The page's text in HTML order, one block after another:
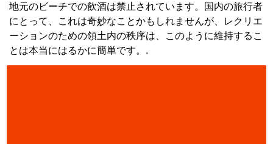
地元のビーチでの飲酒は禁止されています。国内の旅行者
にとって、これは奇妙なことかもしれませんが、レクリエ
ーションのための領土内の秩序は、このように維持するこ
とは本当にはるかに簡単です。.